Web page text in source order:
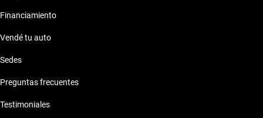
Financiamiento
Vendé tu auto
Sedes
Preguntas frecuentes
Testimoniales